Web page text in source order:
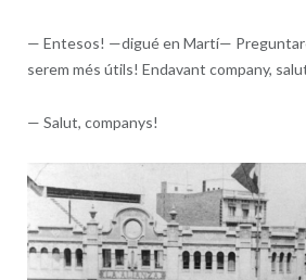
— Entesos! —digué en Martí—
serem més útils! Endavant company,
— Salut, companys!